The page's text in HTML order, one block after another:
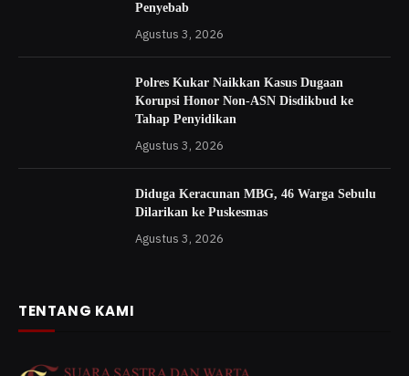
Penyebab
Agustus 3, 2026
Polres Kukar Naikkan Kasus Dugaan
Korupsi Honor Non-ASN Disdikbud ke
Tahap Penyidikan
Agustus 3, 2026
Diduga Keracunan MBG, 46 Warga Sebulu
Dilarikan ke Puskesmas
Agustus 3, 2026
TENTANG KAMI